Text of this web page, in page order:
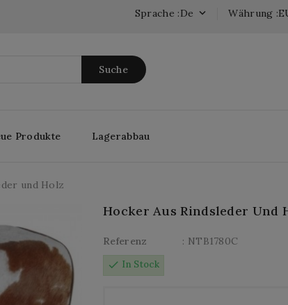
Währung
Sprache :de 
Suche
Produkte Lagerabbau
und Holz
Hocker Aus Rindsleder Und
Referenz
: NTB1780C
check In Stock